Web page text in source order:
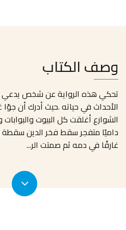
وصف الكتاب
تحكي هذه الرواية عن شخص يدعي
الأحداث في حياته .حيث أدرك أن
الشوارع أغلقت كل البيوت
داميًا متفجر سقط فخر الدين
غارقًا في دمه ثم صمتت الر...